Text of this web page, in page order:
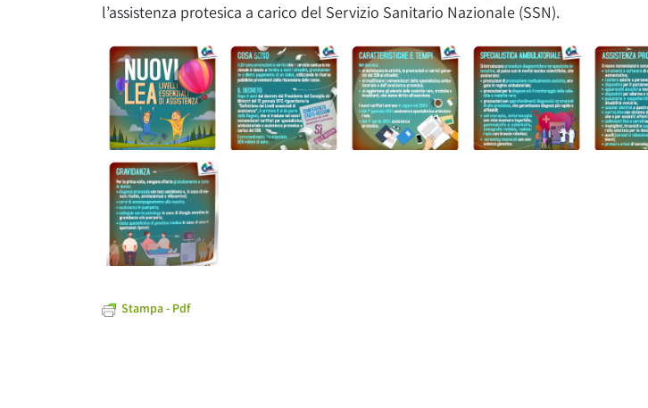
l’assistenza protesica a carico del Servizio Sanitario Nazionale (SSN).
Stampa - Pdf